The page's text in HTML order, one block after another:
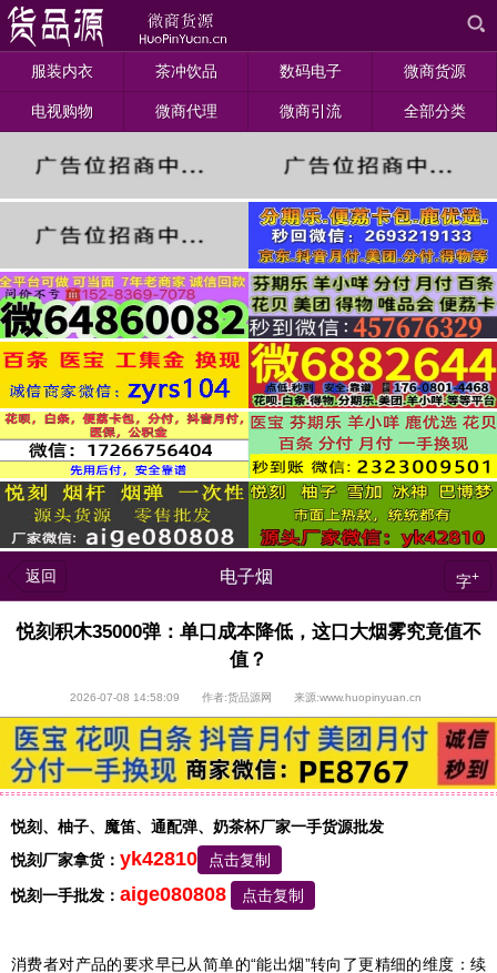
服装内衣 茶冲饮品 数码电子 微商货源
电视购物 微商代理 微商引流 全部分类
返回 电子烟 字+
悦刻积木35000弹：单口成本降低，这口大烟雾究竟值不
值？
2026-07-08 14:58:09 作者:货品源网 来源:www.huopinyuan.cn
悦刻、柚子、魔笛、通配弹、奶茶杯厂家一手货源批发
悦刻厂家拿货： yk42810
点击复制
悦刻一手批发： aige080808 点击复制
消费者对产品的要求早已从简单的“能出烟”转向了更精细的维度：续